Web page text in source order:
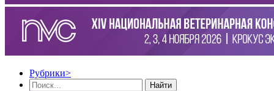
Рубрики>
Найти